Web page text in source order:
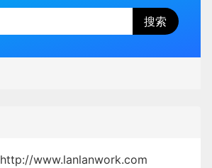
http://www.lanlanwork.com